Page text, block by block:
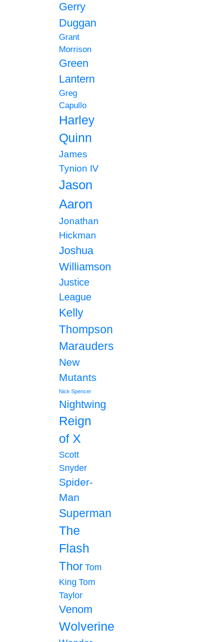
Gerry
Duggan
Grant
Morrison
Green
Lantern
Greg
Capullo
Harley
Quinn
James
Tynion IV
Jason
Aaron
Jonathan
Hickman
Joshua
Williamson
Justice
League
Kelly
Thompson
Marauders
New
Mutants
Nick Spencer
Nightwing
Reign
of X
Scott
Snyder
Spider-
Man
Superman
The
Flash
Thor Tom
King Tom
Taylor
Venom
Wolverine